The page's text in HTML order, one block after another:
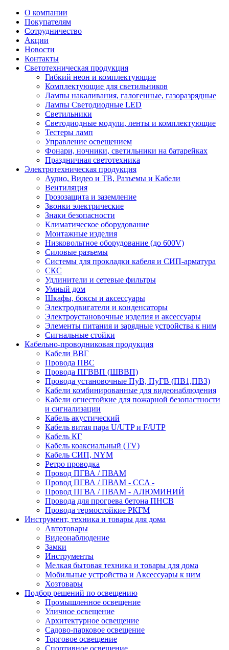
О компании
Покупателям
Сотрудничество
Акции
Новости
Контакты
Светотехническая продукция
Гибкий неон и комплектующие
Комплектующие для светильников
Лампы накаливания, галогенные, газоразрядные
Лампы Светодиодные LED
Светильники
Светодиодные модули, ленты и комплектующие
Тестеры ламп
Управление освещением
Фонари, ночники, светильники на батарейках
Праздничная светотехника
Электротехническая продукция
Аудио, Видео и ТВ, Разъемы и Кабели
Вентиляция
Грозозащита и заземление
Звонки электрические
Знаки безопасности
Климатическое оборудование
Монтажные изделия
Низковольтное оборудование (до 600V)
Силовые разъемы
Системы для прокладки кабеля и СИП-арматура
СКС
Удлинители и сетевые фильтры
Умный дом
Шкафы, боксы и аксессуары
Электродвигатели и конденсаторы
Электроустановочные изделия и аксессуары
Элементы питания и зарядные устройства к ним
Сигнальные стойки
Кабельно-проводниковая продукция
Кабели ВВГ
Провода ПВС
Провода ПГВВП (ШВВП)
Провода установочные ПуВ, ПуГВ (ПВ1,ПВ3)
Кабели комбинированные для видеонаблюдения
Кабели огнестойкие для пожарной безопастности
и сигнализации
Кабель акустический
Кабель витая пара U/UTP и F/UTP
Кабель КГ
Кабель коаксиальный (TV)
Кабель СИП, NYM
Ретро проводка
Провод ПГВА / ПВАМ
Провод ПГВА / ПВАМ - CCA -
Провод ПГВА / ПВАМ - АЛЮМИНИЙ
Провода для прогрева бетона ПНСВ
Провода термостойкие РКГМ
Инструмент, техника и товары для дома
Автотовары
Видеонаблюдение
Замки
Инструменты
Мелкая бытовая техника и товары для дома
Мобильные устройства и Аксессуары к ним
Хозтовары
Подбор решений по освещению
Промышленное освещение
Уличное освещение
Архитектурное освещение
Садово-парковое освещение
Торговое освещение
Спортивное освещение